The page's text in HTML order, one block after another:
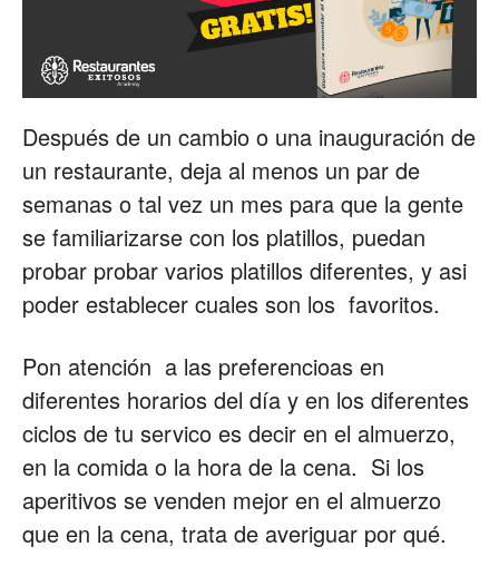
Restaurantes
Marketing
Después de un cambio o una inauguración de
un restaurante, deja al menos un par de
semanas o tal vez un mes para que la gente
se familiarizarse con los platillos, puedan
probar probar varios platillos diferentes, y asi
poder establecer cuales son los favoritos.
Pon atención a las preferencioas en
diferentes horarios del día y en los diferentes
ciclos de tu servico es decir en el almuerzo,
en la comida o la hora de la cena. Si los
aperitivos se venden mejor en el almuerzo
que en la cena, trata de averiguar por qué.